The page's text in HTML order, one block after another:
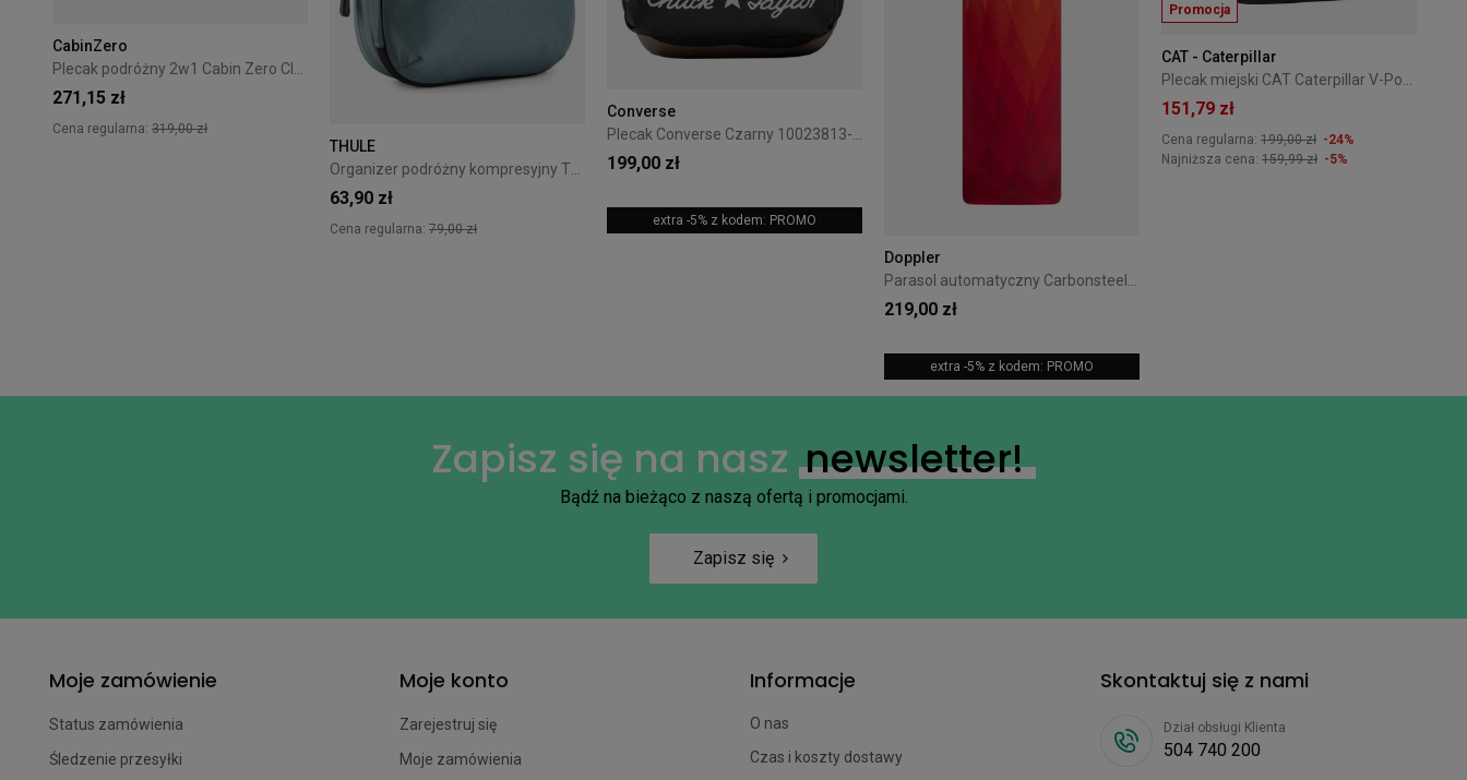
CabinZero
271,15 zł
Cena regularna: 319,00 zł
THULE
Organizer podróżny kompresyjny Thule PackingCube S Pond Gray
63,90 zł
Cena regularna: 79,00 zł
Converse
Plecak Converse Czarny 10023813-A01
199,00 zł
extra -5% z kodem: PROMO
Doppler
219,00 zł
extra -5% z kodem: PROMO
Promocja
CAT - Caterpillar
151,79 zł
Cena regularna: 199,00 zł -24%
Najniższa cena: 159,99 zł -5%
Zapisz się na nasz newsletter!
Bądź na bieżąco z naszą ofertą i promocjami.
Zapisz się
Moje zamówienie
Status zamówienia
Śledzenie przesyłki
Moje konto
Zarejestruj się
Moje zamówienia
Informacje
O nas
Czas i koszty dostawy
Skontaktuj się z nami
Dział obsługi Klienta
504 740 200